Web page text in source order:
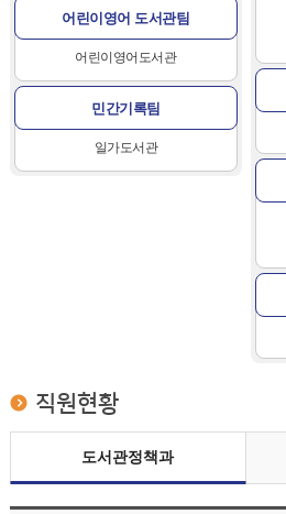
어린이영어 도서관팀
어린이영어도서관
민간기록팀
일가도서관
직원현황
도서관정책과